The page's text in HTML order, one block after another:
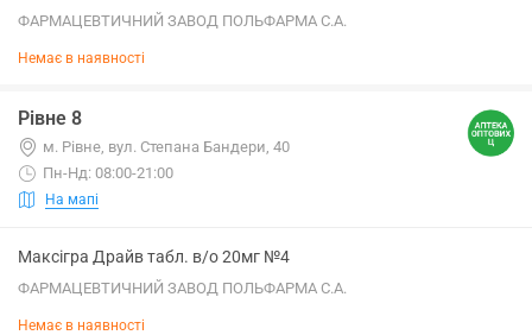
ФАРМАЦЕВТИЧНИЙ ЗАВОД ПОЛЬФАРМА С.А.
Немає в наявності
Рівне 8
м. Рівне, вул. Степана Бандери, 40
Пн-Нд: 08:00-21:00
На мапі
Максігра Драйв табл. в/о 20мг №4
ФАРМАЦЕВТИЧНИЙ ЗАВОД ПОЛЬФАРМА С.А.
Немає в наявності